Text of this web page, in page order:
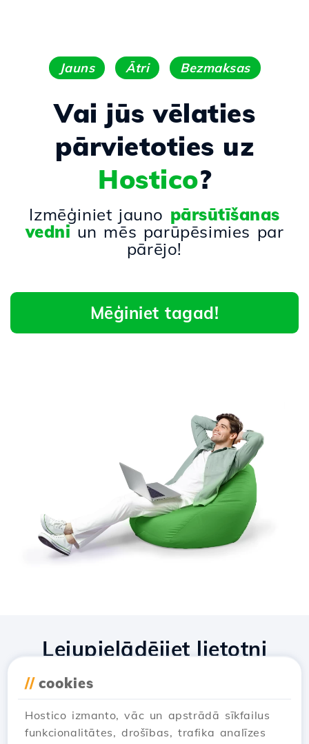
Jauns Ātri Bezmaksas
Vai jūs vēlaties
pārvietoties uz
Hostico?
Izmēģiniet jauno pārsūtīšanas
vedni un mēs parūpēsimies par
pārējo!
Mēģiniet tagad!
// cookies
Hostico izmanto, vāc un apstrādā sīkfailus
funkcionalitātes, drošības, trafika analīzes
Lejupielādējiet lietotni